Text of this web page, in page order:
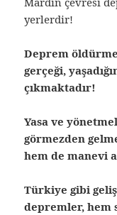
yerlerdir!
Deprem
gerçeği,
çıkmaktadır!
Yasa ve
görmezden
hem de manevi
Türkiye gibi
depremler, hem